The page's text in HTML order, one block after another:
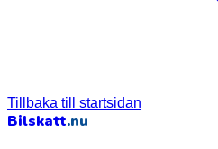
Tillbaka till startsidan
Bilskatt.nu